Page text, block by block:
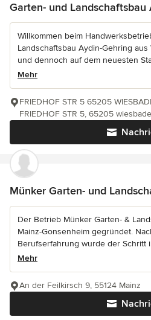
Garten- und Landschaftsbau
Willkommen beim
Landschaftsbau Aydin-Gehring
und dennoch auf dem neuesten
Mehr
FRIEDHOF STR 5 65205
FRIEDHOF STR 5, 65205
Münker Garten- und
Der Betrieb Münker Garten- &
Mainz-Gonsenheim gegründet.
Berufserfahrung wurde der Schritt
Mehr
An der Feilkirsch 9, 55124 Mainz